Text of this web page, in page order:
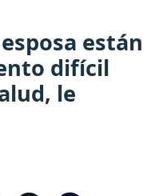
están
difícil
le